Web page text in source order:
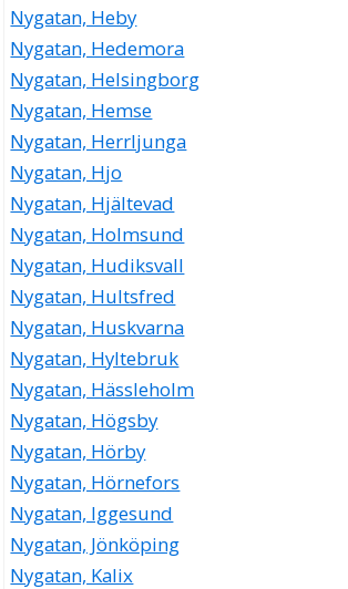
Nygatan, Heby
Nygatan, Hedemora
Nygatan, Helsingborg
Nygatan, Hemse
Nygatan, Herrljunga
Nygatan, Hjo
Nygatan, Hjältevad
Nygatan, Holmsund
Nygatan, Hudiksvall
Nygatan, Hultsfred
Nygatan, Huskvarna
Nygatan, Hyltebruk
Nygatan, Hässleholm
Nygatan, Högsby
Nygatan, Hörby
Nygatan, Hörnefors
Nygatan, Iggesund
Nygatan, Jönköping
Nygatan, Kalix